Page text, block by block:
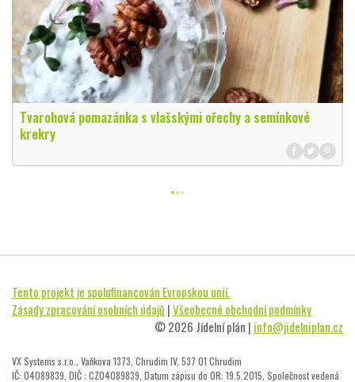
Tvarohová pomazánka s vlašskými ořechy a semínkové
krekry
Tento projekt je spolufinancován Evropskou unií.
Zásady zpracování osobních údajů |Všeobecné obchodní podmínky
© 2026 Jídelní plán | info@jidelniplan.cz
VX Systems s.r.o., Vaňkova 1373, Chrudim IV, 537 01 Chrudim
IČ: 04089839, DIČ : CZ04089839, Datum zápisu do OR: 19.5.2015, Společnost vedená